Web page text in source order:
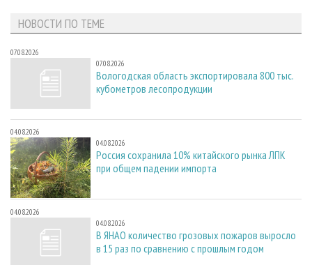
НОВОСТИ ПО ТЕМЕ
07.08.2026
07.08.2026
Вологодская область экспортировала 800 тыс.
кубометров лесопродукции
04.08.2026
04.08.2026
Россия сохранила 10% китайского рынка ЛПК
при общем падении импорта
04.08.2026
04.08.2026
В ЯНАО количество грозовых пожаров выросло
в 15 раз по сравнению с прошлым годом